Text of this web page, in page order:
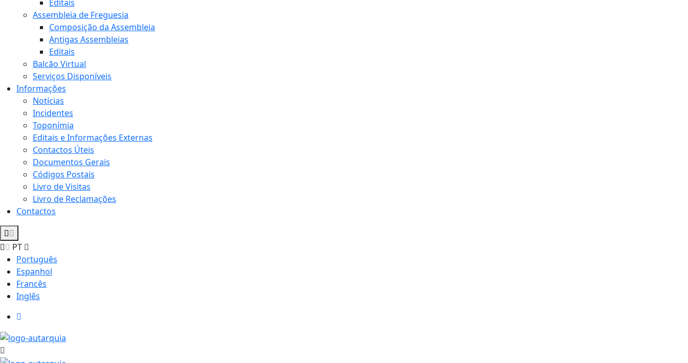
Editais
Assembleia de Freguesia
Composição da Assembleia
Antigas Assembleias
Editais
Balcão Virtual
Serviços Disponíveis
Informações
Notícias
Incidentes
Toponímia
Editais e Informações Externas
Contactos Úteis
Documentos Gerais
Códigos Postais
Livro de Visitas
Livro de Reclamações
Contactos
PT
Português
Espanhol
Francês
Inglês